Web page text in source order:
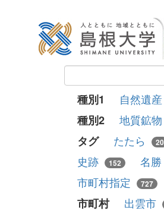
種別1 自然遺産
種別2 地質鉱物
タグ
たたら 20
史跡 152 名勝
市町村指定
727
市町村
出雲市